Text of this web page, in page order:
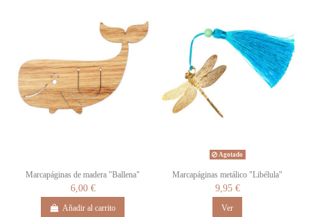
Marcapáginas de madera "Ballena"
6,00 €
Añadir al carrito
Agotado
Marcapáginas metálico "Libélula"
9,95 €
Ver